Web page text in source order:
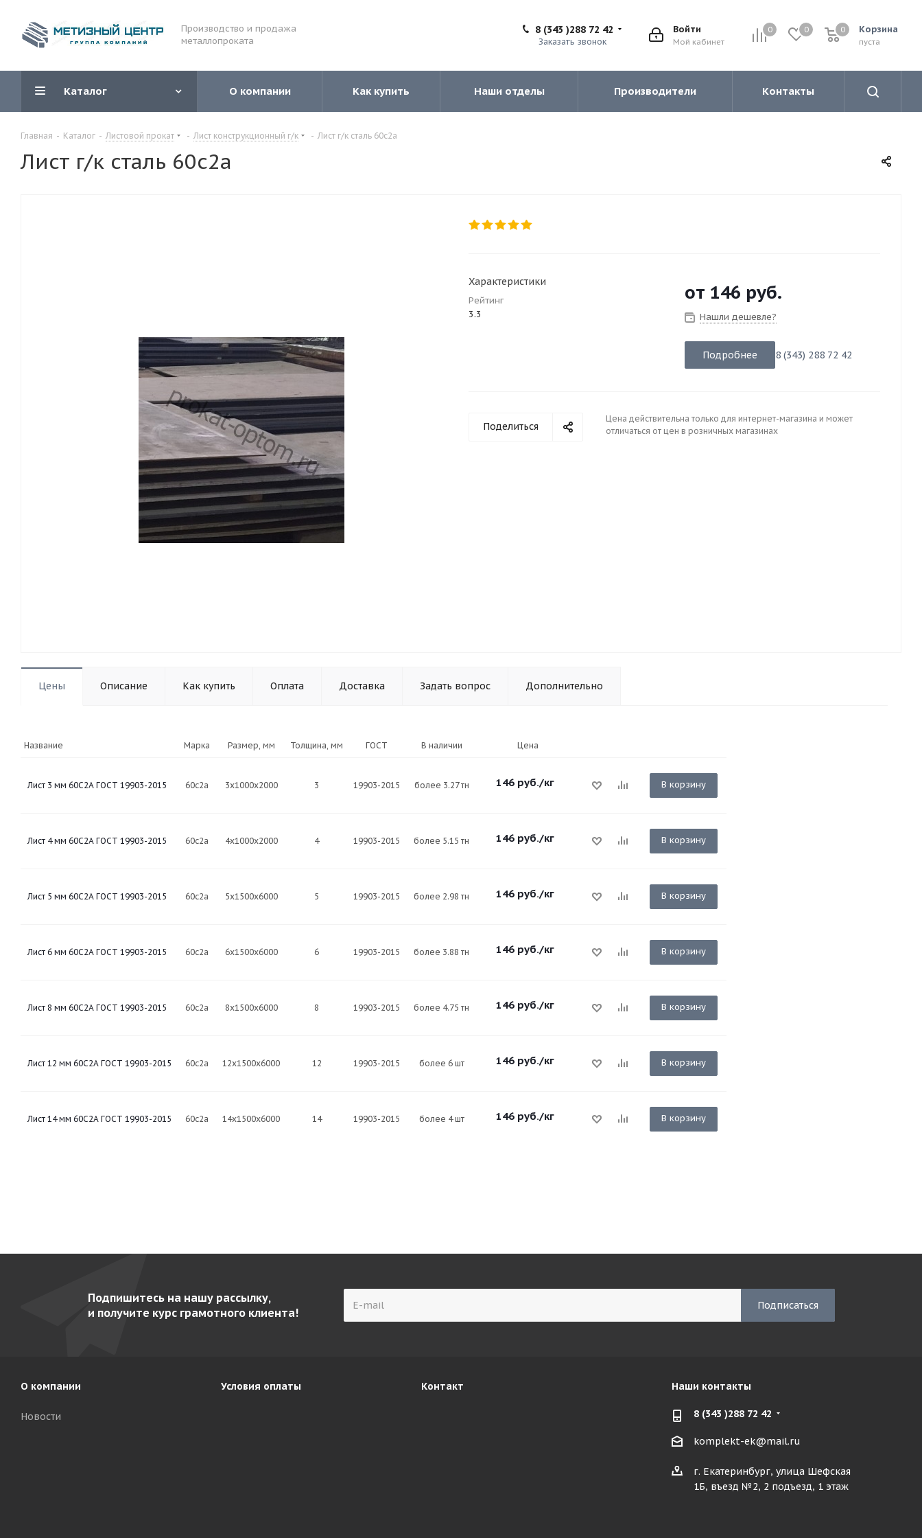
Производство и продажа
металлопроката
0 0 Корзина
0
пуста
0
Войти
Мой кабинет
8 (343 )288 72 42
Заказать звонок
Каталог О компании Как купить Наши отделы Производители Контакты
Главная - Каталог - Листовой прокат - Лист конструкционный г/к - Лист г/к сталь 60с2а
Лист г/к сталь 60с2а
Характеристики
Рейтинг
3.3
от 146 руб.
Нашли дешевле?
Подробнее 8 (343) 288 72 42
Поделиться
Цена действительна только для интернет-магазина и может
отличаться от цен в розничных магазинах
Цены Описание Как купить Оплата Доставка Задать вопрос Дополнительно
Название Марка Размер, мм Толщина, мм ГОСТ В наличии Цена
Лист 3 мм 60С2А ГОСТ 19903-2015 60с2а 3х1000х2000 3 19903-2015 более 3.27 тн 146 руб./кг В корзину
Лист 4 мм 60С2А ГОСТ 19903-2015 60с2а 4х1000х2000 4 19903-2015 более 5.15 тн 146 руб./кг В корзину
Лист 5 мм 60С2А ГОСТ 19903-2015 60с2а 5х1500х6000 5 19903-2015 более 2.98 тн 146 руб./кг В корзину
Лист 6 мм 60С2А ГОСТ 19903-2015 60с2а 6х1500х6000 6 19903-2015 более 3.88 тн 146 руб./кг В корзину
Лист 8 мм 60С2А ГОСТ 19903-2015 60с2а 8х1500х6000 8 19903-2015 более 4.75 тн 146 руб./кг В корзину
Лист 12 мм 60С2А ГОСТ 19903-2015 60с2а 12х1500х6000 12 19903-2015 более 6 шт 146 руб./кг В корзину
Лист 14 мм 60С2А ГОСТ 19903-2015 60с2а 14х1500х6000 14 19903-2015 более 4 шт 146 руб./кг В корзину
Подпишитесь на нашу рассылку,
и получите курс грамотного клиента!
О компании
Новости
Условия оплаты Контакт Наши контакты
8 (343 )288 72 42
komplekt-ek@mail.ru
г. Екатеринбург, улица Шефская
1Б, въезд №2, 2 подъезд, 1 этаж